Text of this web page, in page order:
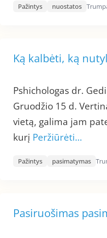
Pažintys nuostatos
Ką kalbėti, ką
Pshichologas dr.
Gruodžio 15 d.
vietą, galima jam
kurį Peržiūrėti…
Pažintys pasimatymas
Pasiruošimas